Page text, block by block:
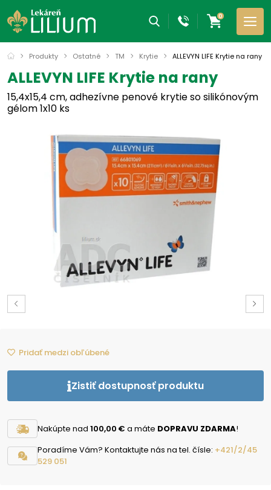
0
Produkty Ostatné TM Krytie ALLEVYN LIFE Krytie na rany
ALLEVYN LIFE Krytie na rany
15,4x15,4 cm, adhezívne penové krytie so silikónovým
gélom 1x10 ks
Pridať medzi obľúbené
Zistiť dostupnosť produktu
Nakúpte nad 100,00 € a máte DOPRAVU ZDARMA!
Poradíme Vám? Kontaktujte nás na tel. čísle: +421/2/45
529 051